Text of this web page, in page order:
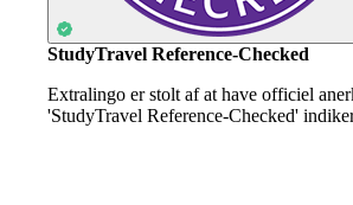
StudyTravel Reference-Checked
Extralingo er stolt af at have officiel
'StudyTravel Reference-Checked'